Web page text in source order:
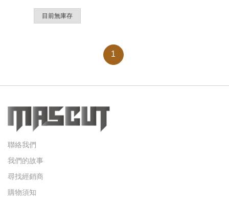
目前無庫存
1
聯絡我們
我們的故事
尋找經銷商
購物須知